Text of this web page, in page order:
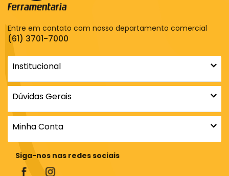
Entre em contato com nosso departamento comercial
(61) 3701-7000
Institucional
Dúvidas Gerais
Minha Conta
Siga-nos nas redes sociais